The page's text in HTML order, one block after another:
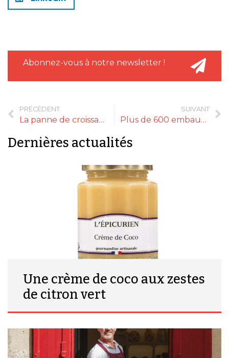
Abonnez-vous à notre newsletter !
PRÉCÉDENT
La panne de croissance du bio en chiffres
SUIVANT
Plus de 600 embauches prévues chez So.bio et Bio c’Bon
Dernières actualités
Une crème de coco aux zestes
de citron vert